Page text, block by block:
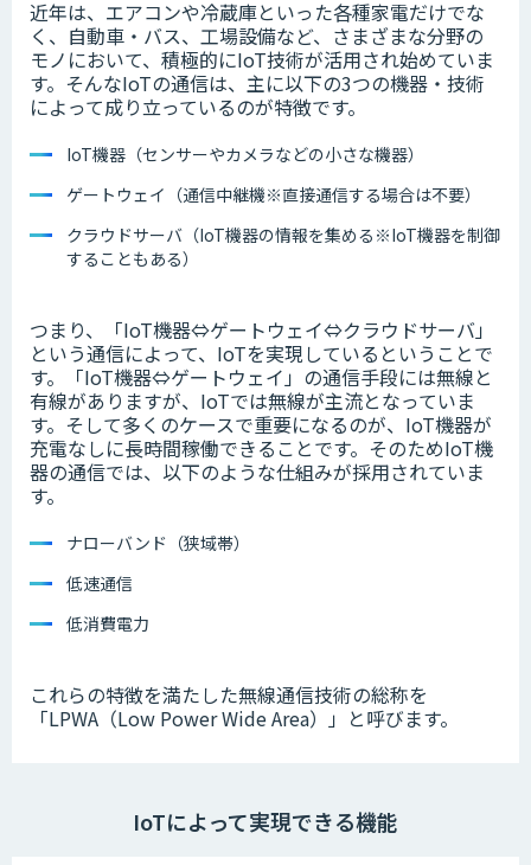
近年は、エアコンや冷蔵庫といった各種家電だけでな
く、自動車・バス、工場設備など、さまざまな分野の
モノにおいて、積極的にIoT技術が活用され始めていま
す。そんなIoTの通信は、主に以下の3つの機器・技術
によって成り立っているのが特徴です。
IoT機器（センサーやカメラなどの小さな機器）
ゲートウェイ（通信中継機※直接通信する場合は不要）
クラウドサーバ（IoT機器の情報を集める※IoT機器を制御
することもある）
つまり、「IoT機器⇔ゲートウェイ⇔クラウドサーバ」
という通信によって、IoTを実現しているということで
す。「IoT機器⇔ゲートウェイ」の通信手段には無線と
有線がありますが、IoTでは無線が主流となっていま
す。そして多くのケースで重要になるのが、IoT機器が
充電なしに長時間稼働できることです。そのためIoT機
器の通信では、以下のような仕組みが採用されていま
す。
ナローバンド（狭域帯）
低速通信
低消費電力
これらの特徴を満たした無線通信技術の総称を
「LPWA（Low Power Wide Area）」と呼びます。
IoTによって実現できる機能